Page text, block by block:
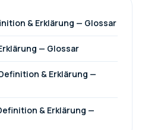
& Erklärung — Glossar
— Glossar
& Erklärung —
& Erklärung —